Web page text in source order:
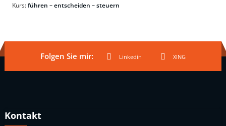
Kurs:führen – entscheiden – steuern
Folgen Sie mir: Linkedin XING
Kontakt